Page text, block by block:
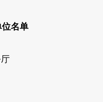
名单